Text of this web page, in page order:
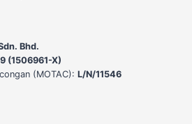
Bhd.
(1506961-X)
(MOTAC): L/N/11546